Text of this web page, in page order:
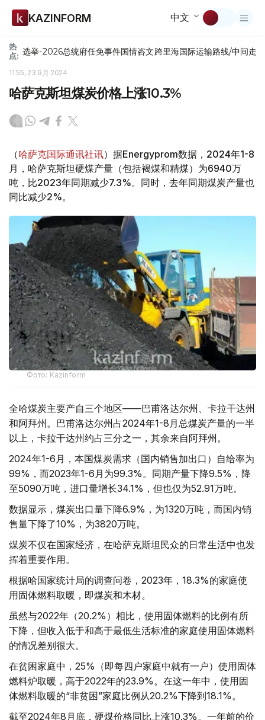
KAZINFORM 中文
热
点: 选举-2026总统府任免事件国情咨文跨里海国际运输路线/中间走廊
11:55, 23 9月 2024
哈萨克斯坦煤炭价格上涨10.3%
（哈萨克国际通讯社讯）据Energyprom数据，2024年1-8
月，哈萨克斯坦硬煤产量（包括褐煤和精煤）为6940万
吨，比2023年同期减少7.3%。同时，去年同期煤炭产量也
同比减少2%。
Фото: Kazinform
全哈煤炭主要产自三个地区——巴甫洛达尔州、卡拉干达州
和阿拜州。巴甫洛达尔州占2024年1-8月总煤炭产量的一半
以上，卡拉干达州约占三分之一，其余来自阿拜州。
2024年1-6月，本国煤炭需求（国内销售加出口）自给率为
99%，而2023年1-6月为99.3%。同期产量下降9.5%，降
至5090万吨，进口量增长34.1%，但也仅为52.91万吨。
数据显示，煤炭出口量下降6.9%，为1320万吨，而国内销
售量下降了10%，为3820万吨。
煤炭不仅在国家经济，在哈萨克斯坦民众的日常生活中也发
挥着重要作用。
根据哈国家统计局的调查问卷，2023年，18.3%的家庭使
用固体燃料取暖，即煤炭和木材。
虽然与2022年（20.2%）相比，使用固体燃料的比例有所
下降，但收入低于和高于最低生活标准的家庭使用固体燃料
的情况差别很大。
在贫困家庭中，25%（即每四户家庭中就有一户）使用固体
燃料炉取暖，高于2022年的23.9%。在这一年中，使用固
体燃料取暖的“非贫困”家庭比例从20.2%下降到18.1%。
截至2024年8月底，硬煤价格同比上涨10.3%。一年前的价